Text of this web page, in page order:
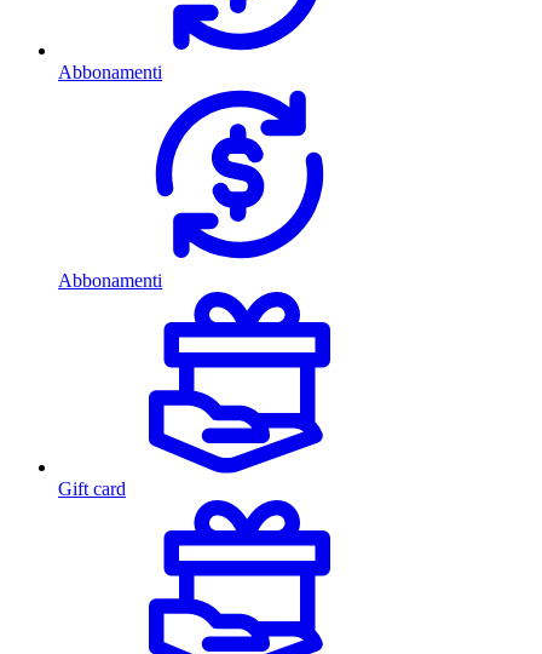
Abbonamenti
Abbonamenti
Gift card